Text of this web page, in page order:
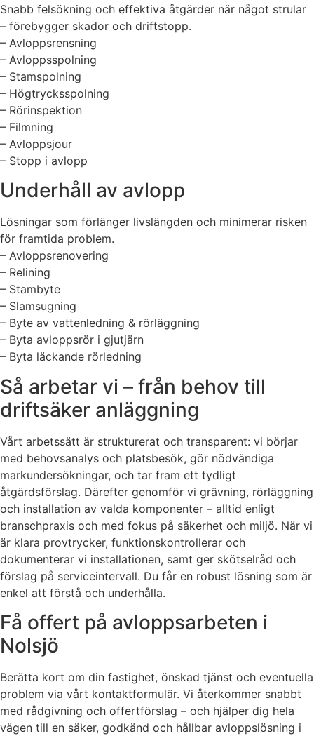
Snabb felsökning och effektiva åtgärder när något strular
– förebygger skador och driftstopp.
– Avloppsrensning
– Avloppsspolning
– Stamspolning
– Högtrycksspolning
– Rörinspektion
– Filmning
– Avloppsjour
– Stopp i avlopp
Underhåll av avlopp
Lösningar som förlänger livslängden och minimerar risken
för framtida problem.
– Avloppsrenovering
– Relining
– Stambyte
– Slamsugning
– Byte av vattenledning & rörläggning
– Byta avloppsrör i gjutjärn
– Byta läckande rörledning
Så arbetar vi – från behov till
driftsäker anläggning
Vårt arbetssätt är strukturerat och transparent: vi börjar
med behovsanalys och platsbesök, gör nödvändiga
markundersökningar, och tar fram ett tydligt
åtgärdsförslag. Därefter genomför vi grävning, rörläggning
och installation av valda komponenter – alltid enligt
branschpraxis och med fokus på säkerhet och miljö. När vi
är klara provtrycker, funktionskontrollerar och
dokumenterar vi installationen, samt ger skötselråd och
förslag på serviceintervall. Du får en robust lösning som är
enkel att förstå och underhålla.
Få offert på avloppsarbeten i
Nolsjö
Berätta kort om din fastighet, önskad tjänst och eventuella
problem via vårt kontaktformulär. Vi återkommer snabbt
med rådgivning och offertförslag – och hjälper dig hela
vägen till en säker, godkänd och hållbar avloppslösning i